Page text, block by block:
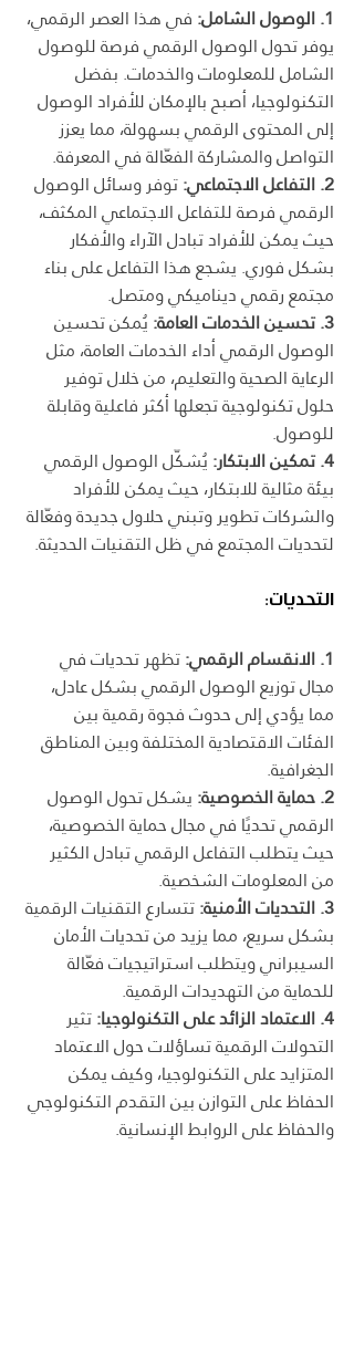
1. الوصول الشامل:
في هذا العصر الرقمي،
يوفر تحول الوصول الرقمي فرصة للوصول
الشامل للمعلومات والخدمات. بفضل
التكنولوجيا، أصبح بالإمكان للأفراد الوصول
إلى المحتوى الرقمي بسهولة، مما يعزز
التواصل والمشاركة الفعّالة في المعرفة.
2. التفاعل الاجتماعي:
توفر وسائل الوصول
الرقمي فرصة للتفاعل الاجتماعي المكثف،
حيث يمكن للأفراد تبادل الآراء والأفكار
بشكل فوري. يشجع هذا التفاعل على بناء
مجتمع رقمي ديناميكي ومتصل.
3. تحسين الخدمات العامة:
يُمكن تحسين
الوصول الرقمي أداء الخدمات العامة، مثل
الرعاية الصحية والتعليم، من خلال توفير
حلول تكنولوجية تجعلها أكثر فاعلية وقابلة
للوصول.
4. تمكين الابتكار:
يُشكّل الوصول الرقمي
بيئة مثالية للابتكار، حيث يمكن للأفراد
والشركات تطوير وتبني حلاول جديدة وفعّالة
لتحديات المجتمع في ظل التقنيات الحديثة.
التحديات:
1. الانقسام الرقمي:
تظهر تحديات في
مجال توزيع الوصول الرقمي بشكل عادل،
مما يؤدي إلى حدوث فجوة رقمية بين
الفئات الاقتصادية المختلفة وبين المناطق
الجغرافية.
2. حماية الخصوصية:
يشكل تحول الوصول
الرقمي تحديًا في مجال حماية الخصوصية،
حيث يتطلب التفاعل الرقمي تبادل الكثير
من المعلومات الشخصية.
3. التحديات الأمنية:
تتسارع التقنيات الرقمية
بشكل سريع، مما يزيد من تحديات الأمان
السيبراني ويتطلب استراتيجيات فعّالة
للحماية من التهديدات الرقمية.
4. الاعتماد الزائد على التكنولوجيا:
تثير
التحولات الرقمية تساؤلات حول الاعتماد
المتزايد على التكنولوجيا، وكيف يمكن
الحفاظ على التوازن بين التقدم التكنولوجي
والحفاظ على الروابط الإنسانية.